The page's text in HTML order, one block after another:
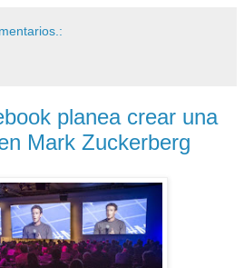
planea crear una
Mark Zuckerberg